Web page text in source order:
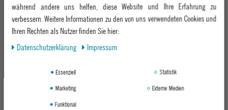
HILFE UND BERATUNG
Beratung
Zahlung & Versand
INFO & KONTAKT
+49 991 3831077
Montag - Freitag: 8:00 - 18:00
We Care - Wiederverwendete Verpackungen
während andere uns helfen, diese Website und Ihre Erfahrung zu
verbessern. Weitere Informationen zu den von uns verwendeten Cookies und
Ihren Rechten als Nutzer finden Sie hier:
Daten­schutz­erklärung
Impressum
Essenziell
Statistik
Marketing
Externe Medien
Funktional